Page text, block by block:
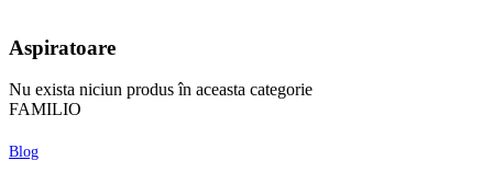
Aspiratoare
Nu exista niciun produs în aceasta categorie
FAMILIO
Blog